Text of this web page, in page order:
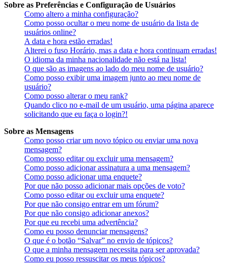
Sobre as Preferências e Configuração de Usuários
Como altero a minha configuração?
Como posso ocultar o meu nome de usuário da lista de
usuários online?
A data e hora estão erradas!
Alterei o fuso Horário, mas a data e hora continuam erradas!
O idioma da minha nacionalidade não está na lista!
O que são as imagens ao lado do meu nome de usuário?
Como posso exibir uma imagem junto ao meu nome de
usuário?
Como posso alterar o meu rank?
Quando clico no e-mail de um usuário, uma página aparece
solicitando que eu faça o login?!
Sobre as Mensagens
Como posso criar um novo tópico ou enviar uma nova
mensagem?
Como posso editar ou excluir uma mensagem?
Como posso adicionar assinatura a uma mensagem?
Como posso adicionar uma enquete?
Por que não posso adicionar mais opções de voto?
Como posso editar ou excluir uma enquete?
Por que não consigo entrar em um fórum?
Por que não consigo adicionar anexos?
Por que eu recebi uma advertência?
Como eu posso denunciar mensagens?
O que é o botão “Salvar” no envio de tópicos?
O que a minha mensagem necessita para ser aprovada?
Como eu posso ressuscitar os meus tópicos?